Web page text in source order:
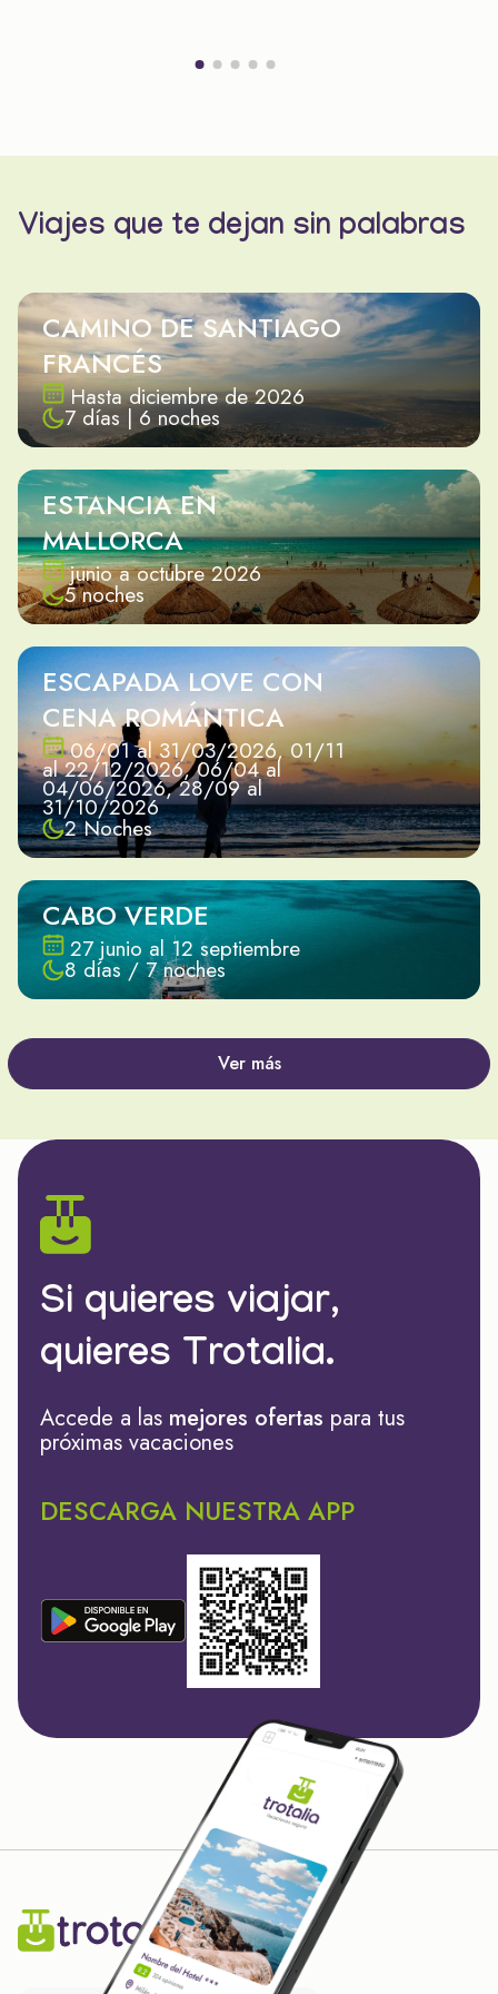
Viajes que te dejan sin palabras
CAMINO DE SANTIAGO
FRANCÉS
Hasta diciembre de 2026
7 días | 6 noches
ESTANCIA EN
MALLORCA
junio a octubre 2026
5 noches
ESCAPADA LOVE CON
CENA ROMÁNTICA
06/01 al 31/03/2026, 01/11
al 22/12/2026, 06/04 al
04/06/2026, 28/09 al
31/10/2026
2 Noches
CABO VERDE
27 junio al 12 septiembre
8 días / 7 noches
Ver más
Si quieres viajar,
quieres Trotalia.
Accede a las mejores ofertas para tus
próximas vacaciones
DESCARGA NUESTRA APP